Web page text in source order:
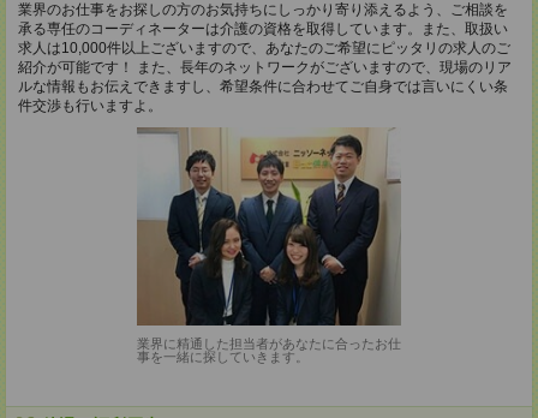
業界のお仕事をお探しの方のお気持ちにしっかり寄り添えるよう、ご相談を
承る専任のコーディネーターは介護の資格を取得しています。また、取扱い
求人は10,000件以上ございますので、あなたのご希望にピッタリの求人のご
紹介が可能です！ また、長年のネットワークがございますので、現場のリア
ルな情報もお伝えできますし、希望条件に合わせてご自身では言いにくい条
件交渉も行いますよ。
業界に精通した担当者があなたに合ったお仕
事を一緒に探していきます。